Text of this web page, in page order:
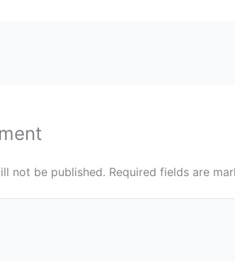
not be published. Required fields are